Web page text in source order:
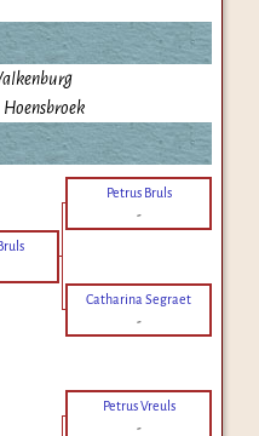
Hoensbroek
Petrus Bruls
-
Catharina Segraet
-
Petrus Vreuls
-